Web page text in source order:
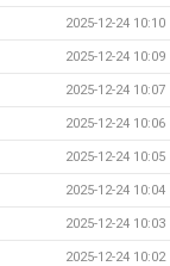
2025-12-24 10:10
2025-12-24 10:09
2025-12-24 10:07
2025-12-24 10:06
2025-12-24 10:05
2025-12-24 10:04
2025-12-24 10:03
2025-12-24 10:02